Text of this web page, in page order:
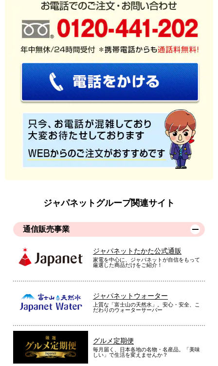
（宮城県50代
暖かく包み込まれる！
使用していて暖かく包み込んでくれるので大変満足していま
す。 ぜひ知人などにも使って欲しい商品です。
I.H様
肌触りが良くて高級感がある！
モリリン６層毛布毎年購入してます。今度はブルー色を購入し
ました。色はもっと青みが濃めの明るさが良いと思いました。
肌触りはすごく良くて高級感もあっておしゃれです。今年の冬
（ 大阪府
「お客様の声」は実際にご購入されたお客様からのご意見を掲載しておりま
す。
ジャパネットグループ関連サイト
通信販売事業
ジャパネットたかた公式通販
家電を中心に、ジャパネットが自信をもって
厳選した商品だけをご紹介！
ジャパネットウォーター
上質な「富士山の天然水」。安心・安全、こ
だわりのウォーターサーバー
グルメ定期便
毎月届く、日本各地の名物・名産品。「美味
しい」で生活を変えませんか？